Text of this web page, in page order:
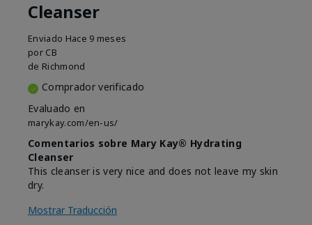
Cleanser
Enviado Hace 9 meses
por CB
de Richmond
Comprador verificado
Evaluado en
marykay.com/en-us/
Comentarios sobre Mary Kay® Hydrating
Cleanser
This cleanser is very nice and does not leave my skin
dry.
Mostrar Traducción